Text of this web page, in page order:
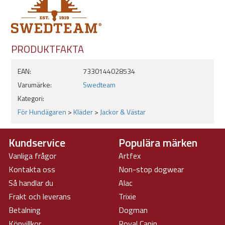
COVERTEX® 100
Breathability 10 000
Inner Front Placket
Water Column 10 000
Inner Pocket 1
Waterresistant Zippers
Lining Polyester
Back Pocket
PRODUKTFAKTA
EAN:
7330144028534
Varumärke:
Swedteam
Kategori:
För Hundägaren >Kläder> Jackor & Västar
Kundservice
Vanliga frågor
Kontakta oss
Så handlar du
Frakt och leverans
Betalning
Populära märken
Artfex
Non-stop dogwear
Alac
Trixie
Dogman